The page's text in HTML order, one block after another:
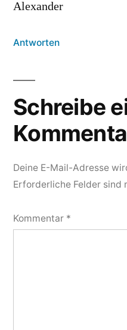
Alexander
Antworten
Schreibe
Deine E-Mail-Adresse
Erforderliche Felder sind
Kommentar *